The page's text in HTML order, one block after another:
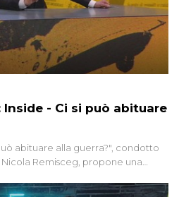
- Ci si può abituare
abituare alla guerra?", condotto
Remisceg, propone una
sia diventata una realtà pervasiva.